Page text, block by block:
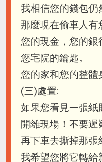
我相信您的錢包仍
那麼現在偷車人有
您的現金，您的銀
您宅院的鑰匙。
您的家和您的整體
(三)處置:
如果您看見一張紙
開離現場！不要遲
再下車去撕掉那張
我希望您將它轉給